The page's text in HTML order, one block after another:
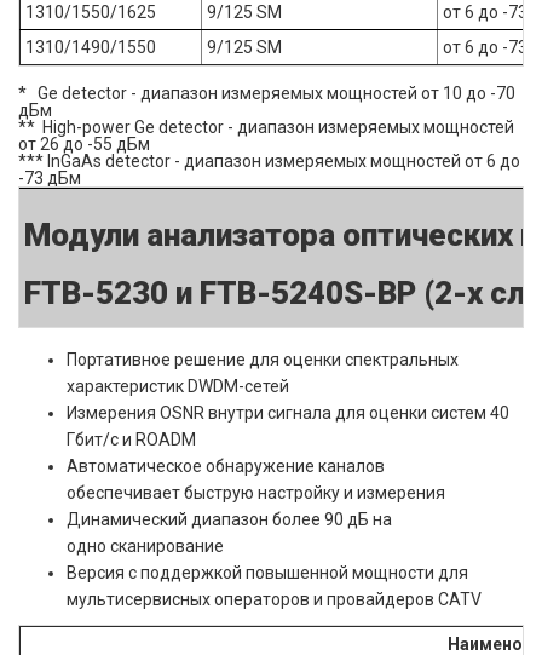
1310/1550/1625
9/125 SM
от 6 до -73
1310/1490/1550
9/125 SM от 6 до -73
* Ge detector - диапазон измеряемых мощностей от 10 до -70
дБм
** High-power Ge detector - диапазон измеряемых мощностей
от 26 до -55 дБм
*** InGaAs detector - диапазон измеряемых мощностей от 6 до
-73 дБм
Модули анализатора оптических
FTB-5230 и FTB-5240S-BP (2-х
Портативное решение для оценки спектральных
характеристик DWDM-сетей
Измерения OSNR внутри сигнала для оценки систем 40
Гбит/с и ROADM
Автоматическое обнаружение каналов
обеспечивает быструю настройку и измерения
Динамический диапазон более 90 дБ на
одно сканирование
Версия с поддержкой повышенной мощности для
мультисервисных операторов и провайдеров CATV